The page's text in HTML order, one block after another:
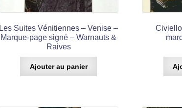
Les Suites Vénitiennes – Venise –
Marque-page signé – Warnauts &
Raives
Ajouter au panier